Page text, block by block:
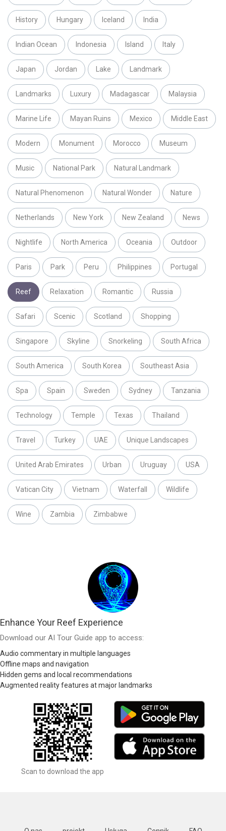
History Hungary Iceland India
Indian Ocean Indonesia Island Italy
Japan Jordan Lake Landmark
Landmarks Luxury Madagascar Malaysia
Marine Life Mayan Ruins Mexico Middle East
Modern Monument Morocco Museum
Music National Park Natural Landmark
Natural Phenomenon Natural Wonder Nature
Netherlands New York New Zealand News
Nightlife North America Oceania Outdoor
Paris Park Peru Philippines Portugal
Reef Relaxation Romantic Russia
Safari Scenic Scotland Shopping
Singapore Skyline Snorkeling South Africa
South America South Korea Southeast Asia
Spa Spain Sweden Sydney Tanzania
Technology Temple Texas Thailand
Travel Turkey UAE Unique Landscapes
United Arab Emirates Urban Uruguay USA
Vatican City Vietnam Waterfall Wildlife
Wine Zambia Zimbabwe
Enhance Your Reef Experience
Download our AI Tour Guide app to access:
Audio commentary in multiple languages
Offline maps and navigation
Hidden gems and local recommendations
Augmented reality features at major landmarks
Scan to download the app